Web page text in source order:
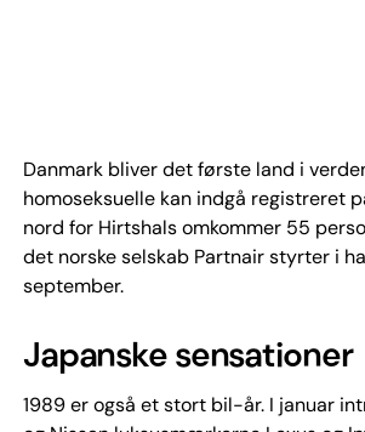
Danmark bliver det første land i
homoseksuelle kan indgå registreret
nord for Hirtshals omkommer 55
det norske selskab Partnair styrter i
september.
Japanske sensationer
1989 er også et stort bil-år. I januar